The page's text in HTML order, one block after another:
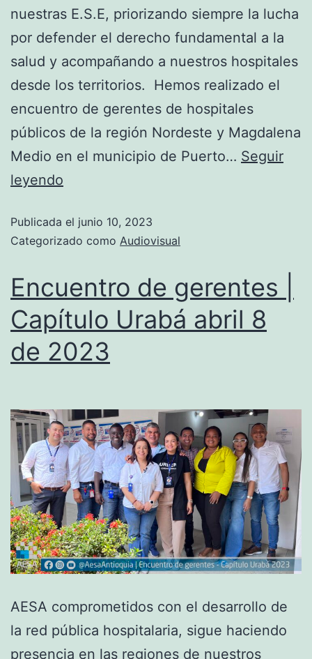
nuestras E.S.E, priorizando siempre la lucha
por defender el derecho fundamental a la
salud y acompañando a nuestros hospitales
desde los territorios. Hemos realizado el
encuentro de gerentes de hospitales
públicos de la región Nordeste y Magdalena
Medio en el municipio de Puerto… Seguir
leyendo
Publicada el junio 10, 2023
Categorizado como Audiovisual
Encuentro de gerentes |
Capítulo Urabá abril 8
de 2023
AESA comprometidos con el desarrollo de
la red pública hospitalaria, sigue haciendo
presencia en las regiones de nuestros